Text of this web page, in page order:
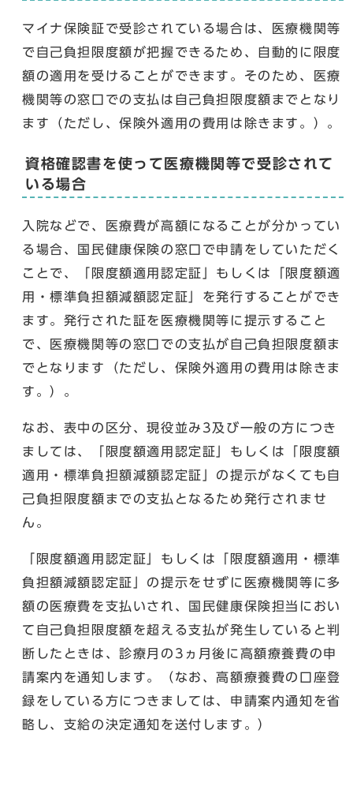
マイナ保険証で受診されている場合は、医療機関等
で自己負担限度額が把握できるため、自動的に限度
額の適用を受けることができます。そのため、医療
機関等の窓口での支払は自己負担限度額までとなり
ます（ただし、保険外適用の費用は除きます。）。
資格確認書を使って医療機関等で受診されて
いる場合
入院などで、医療費が高額になることが分かってい
る場合、国民健康保険の窓口で申請をしていただく
ことで、「限度額適用認定証」もしくは「限度額適
用・標準負担額減額認定証」を発行することができ
ます。発行された証を医療機関等に提示すること
で、医療機関等の窓口での支払が自己負担限度額ま
でとなります（ただし、保険外適用の費用は除きま
す。）。
なお、表中の区分、現役並み3及び一般の方につき
ましては、「限度額適用認定証」もしくは「限度額
適用・標準負担額減額認定証」の提示がなくても自
己負担限度額までの支払となるため発行されませ
ん。
「限度額適用認定証」もしくは「限度額適用・標準
負担額減額認定証」の提示をせずに医療機関等に多
額の医療費を支払いされ、国民健康保険担当におい
て自己負担限度額を超える支払が発生していると判
断したときは、診療月の3ヵ月後に高額療養費の申
請案内を通知します。（なお、高額療養費の口座登
録をしている方につきましては、申請案内通知を省
略し、支給の決定通知を送付します。）